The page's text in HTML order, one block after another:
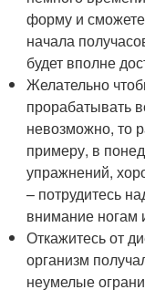
форму и
начала
будет вполне
Желательно
прорабатывать
невозможно, то
примеру, в
упражнений,
– потрудитесь
внимание ногам
Откажитесь от
организм
неумелые